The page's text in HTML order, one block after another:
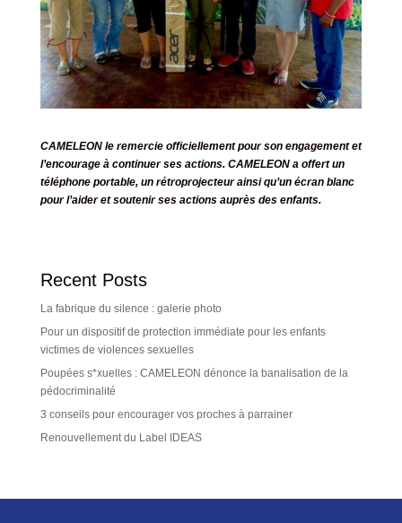
CAMELEON le remercie officiellement pour son engagement et
l’encourage à continuer ses actions. CAMELEON a offert un
téléphone portable, un rétroprojecteur ainsi qu’un écran blanc
pour l’aider et soutenir ses actions auprès des enfants.
Recent Posts
La fabrique du silence : galerie photo
Pour un dispositif de protection immédiate pour les enfants
victimes de violences sexuelles
Poupées s*xuelles : CAMELEON dénonce la banalisation de la
pédocriminalité
3 conseils pour encourager vos proches à parrainer
Renouvellement du Label IDEAS